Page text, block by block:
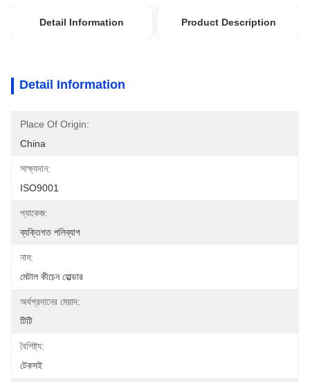
Detail Information Product Description
Detail Information
Place Of Origin:
China
সাক্ষ্যদান:
ISO9001
প্যাকেজ:
ব্যক্তিগত পলিব্যাগ
নাম:
মেটাল কীচেন হোল্ডার
অর্থপ্রদানের মেয়াদ:
টিটি
বৈশিষ্ট্য:
টেকসই